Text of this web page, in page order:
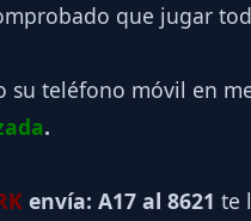
que jugar
su teléfono móvil en
.
envía: A17 al 8621 te